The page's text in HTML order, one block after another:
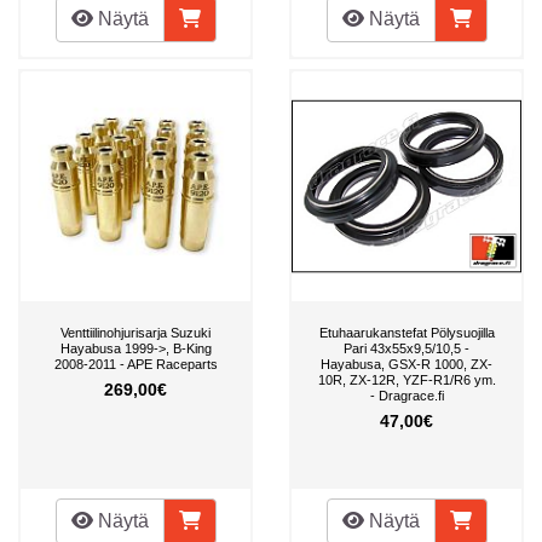
Näytä Näytä
Venttiilinohjurisarja Suzuki
Hayabusa 1999->, B-King
2008-2011 - APE Raceparts
269,00€
Näytä
Etuhaarukanstefat Pölysuojilla
Pari 43x55x9,5/10,5 -
Hayabusa, GSX-R 1000, ZX-
10R, ZX-12R, YZF-R1/R6 ym.
- Dragrace.fi
47,00€
Näytä